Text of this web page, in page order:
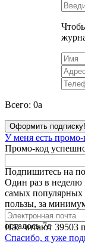
Всего: 0a
Оформить подписку!
У меня есть промо-
Промо-код
Подпишитесь на
Один раз в неделю
самых
пользы, за
Нас читают 39503
Спасибо, я уже
осталось7с